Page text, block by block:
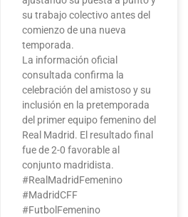
su trabajo colectivo antes del
comienzo de una nueva
temporada.
La información oficial
consultada confirma la
celebración del amistoso y su
inclusión en la pretemporada
del primer equipo femenino del
Real Madrid. El resultado final
fue de 2-0 favorable al
conjunto madridista.
#RealMadridFemenino
#MadridCFF
#FutbolFemenino